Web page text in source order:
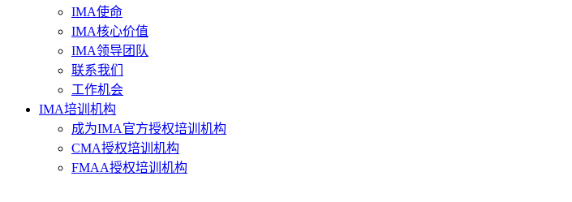
IMA使命
IMA核心价值
IMA领导团队
联系我们
工作机会
IMA培训机构
成为IMA官方授权培训机构
CMA授权培训机构
FMAA授权培训机构